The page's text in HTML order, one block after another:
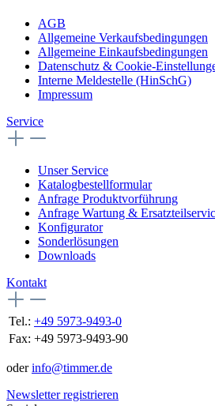
AGB
Allgemeine Verkaufsbedingungen
Allgemeine Einkaufsbedingungen
Datenschutz & Cookie-
Interne Meldestelle (HinSchG)
Impressum
Service
Unser Service
Katalogbestellformular
Anfrage Produktvorführung
Anfrage Wartung &
Konfigurator
Sonderlösungen
Downloads
Kontakt
Tel.: +49 5973-9493-0
Fax: +49 5973-9493-90
oderinfo@timmer.de
Newsletter registrieren